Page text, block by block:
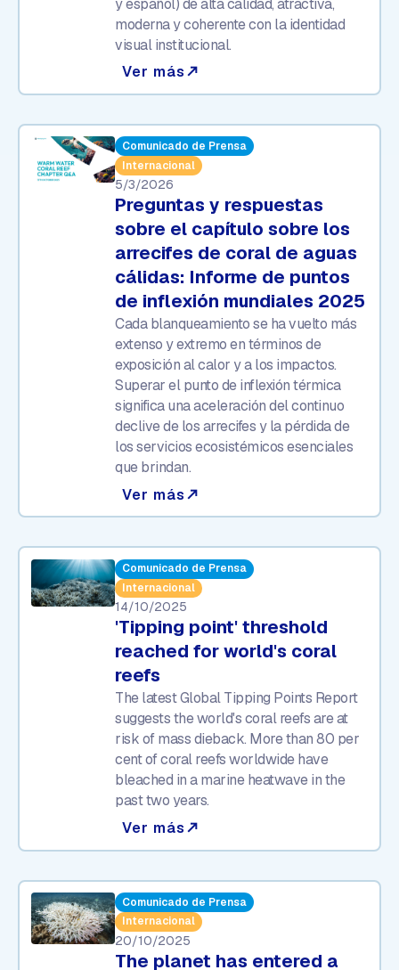
moderna y coherente con la identidad
visual institucional.
Ver más north_east
Comunicado de Prensa
Internacional
5/3/2026
Preguntas y respuestas
sobre el capítulo sobre los
arrecifes de coral de aguas
cálidas: Informe de puntos
de inflexión mundiales 2025
Cada blanqueamiento se ha vuelto más
extenso y extremo en términos de
exposición al calor y a los impactos.
Superar el punto de inflexión térmica
significa una aceleración del continuo
declive de los arrecifes y la pérdida de
los servicios ecosistémicos esenciales
que brindan.
Ver más north_east
Comunicado de Prensa
Internacional
14/10/2025
'Tipping point' threshold
reached for world's coral
reefs
The latest Global Tipping Points Report
suggests the world's coral reefs are at
risk of mass dieback. More than 80 per
cent of coral reefs worldwide have
bleached in a marine heatwave in the
past two years.
Ver más north_east
Comunicado de Prensa
Internacional
20/10/2025
The planet has entered a